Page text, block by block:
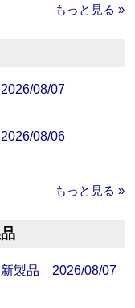
もっと見る »
08/07
08/06
もっと見る »
新製品 2026/08/07